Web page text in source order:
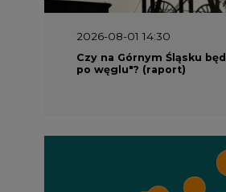
2026-08-01 13:00
Wyszedł ciekawy raport
klimatu w Europie